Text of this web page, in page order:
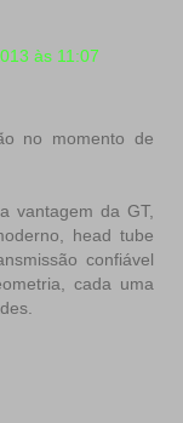
às 11:07
no momento de
vantagem da GT,
head tube
confiável
cada uma